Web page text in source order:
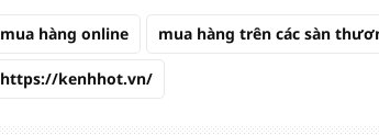
mua hàng online mua hàng trên các sàn
https://kenhhot.vn/